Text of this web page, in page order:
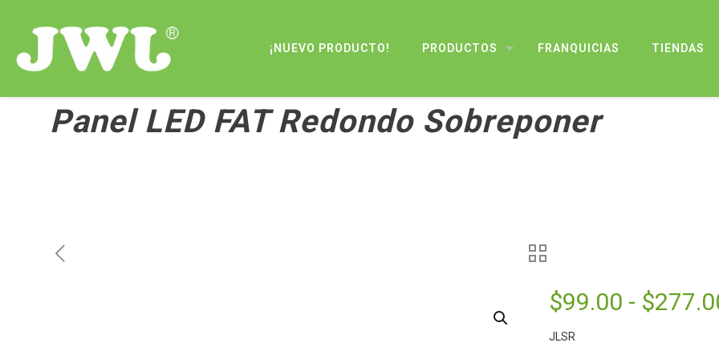
¡NUEVO PRODUCTO! PRODUCTOS FRANQUICIAS TIENDAS
Panel LED FAT Redondo Sobreponer
$99.00 - $
JLSR